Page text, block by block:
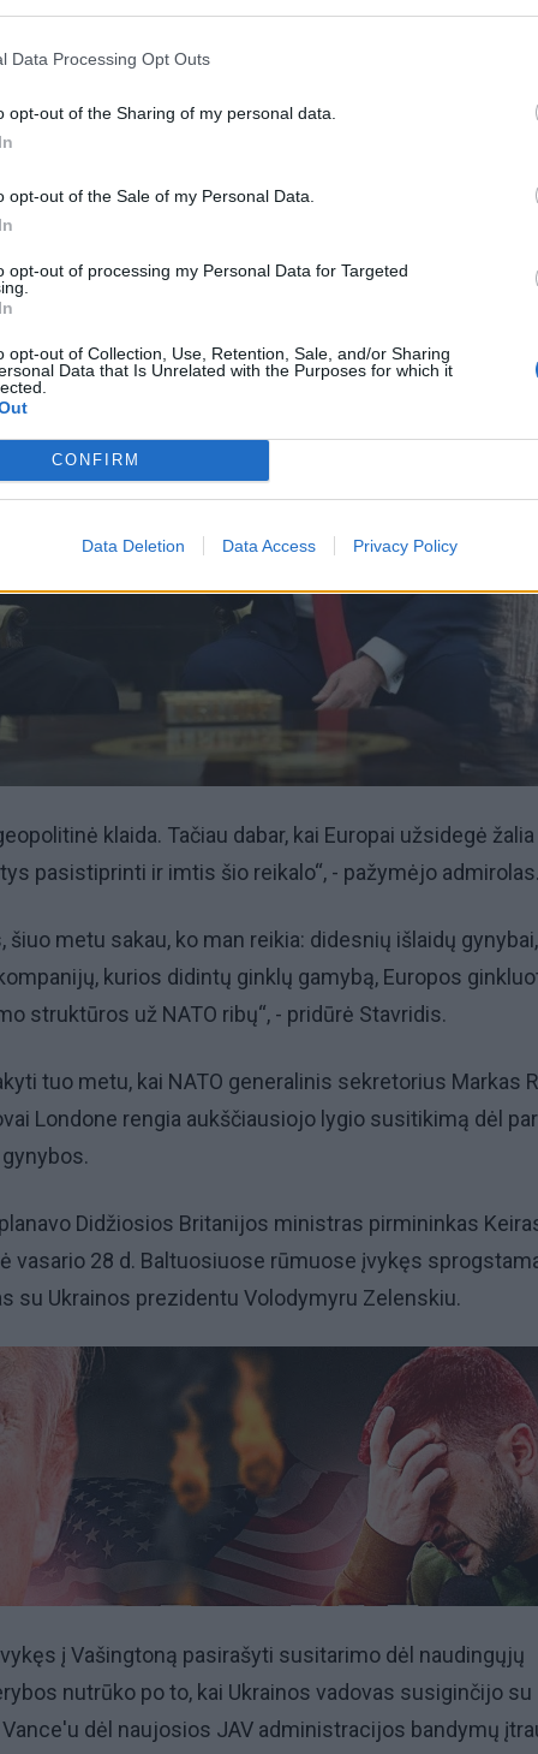
Data Processing Opt Outs
opt-out of the Sharing of my personal data.
opt-out of the Sale of my Personal Data.
opt-out of processing my Personal Data for Targeted
opt-out of Collection, Use, Retention, Sale, and/or Sharing
Data that Is Unrelated with the Purposes for which it
CONFIRM
Data Deletion Data Access Privacy Policy
galima pasitikėti kaip partnerėmis“, - aiškino
- pradžia.
prezidentas Donaldas Trumpas „leido aiškiai suprasti,
Ukrainai“.
klaida. Tačiau dabar, kai Europai užsidegė žalia
pasistiprinti ir imtis šio reikalo“, - pažymėjo
šiuo metu sakau, ko man reikia: didesnių išlaidų gynybai,
kurios didintų ginklų gamybą, Europos
struktūros už NATO ribų“, - pridūrė Stavridis.
tuo metu, kai NATO generalinis sekretorius Markas
Londone rengia aukščiausiojo lygio susitikimą dėl
Didžiosios Britanijos ministras pirmininkas
vasario 28 d. Baltuosiuose rūmuose įvykęs
su Ukrainos prezidentu Volodymyru Zelenskiu.
į Vašingtoną pasirašyti susitarimo dėl naudingųjų
nutrūko po to, kai Ukrainos vadovas susiginčijo su
dėl naujosios JAV administracijos bandymų